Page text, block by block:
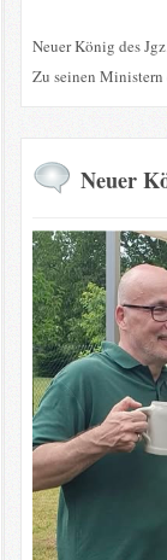
Neuer König des
Zu seinen Ministern
Neuer